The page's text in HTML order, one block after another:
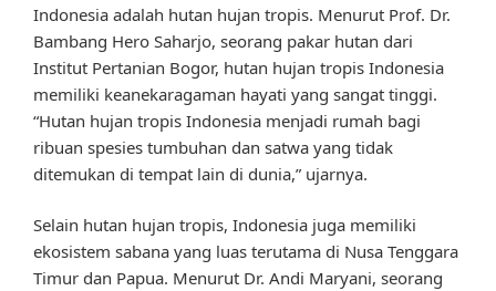
Indonesia adalah hutan hujan tropis. Menurut Prof. Dr.
Bambang Hero Saharjo, seorang pakar hutan dari
Institut Pertanian Bogor, hutan hujan tropis Indonesia
memiliki keanekaragaman hayati yang sangat tinggi.
“Hutan hujan tropis Indonesia menjadi rumah bagi
ribuan spesies tumbuhan dan satwa yang tidak
ditemukan di tempat lain di dunia,” ujarnya.
Selain hutan hujan tropis, Indonesia juga memiliki
ekosistem sabana yang luas terutama di Nusa Tenggara
Timur dan Papua. Menurut Dr. Andi Maryani, seorang